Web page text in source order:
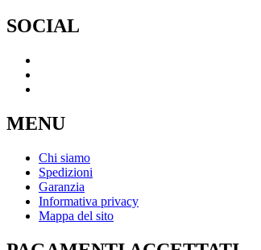
SOCIAL
MENU
Chi siamo
Spedizioni
Garanzia
Informativa privacy
Mappa del sito